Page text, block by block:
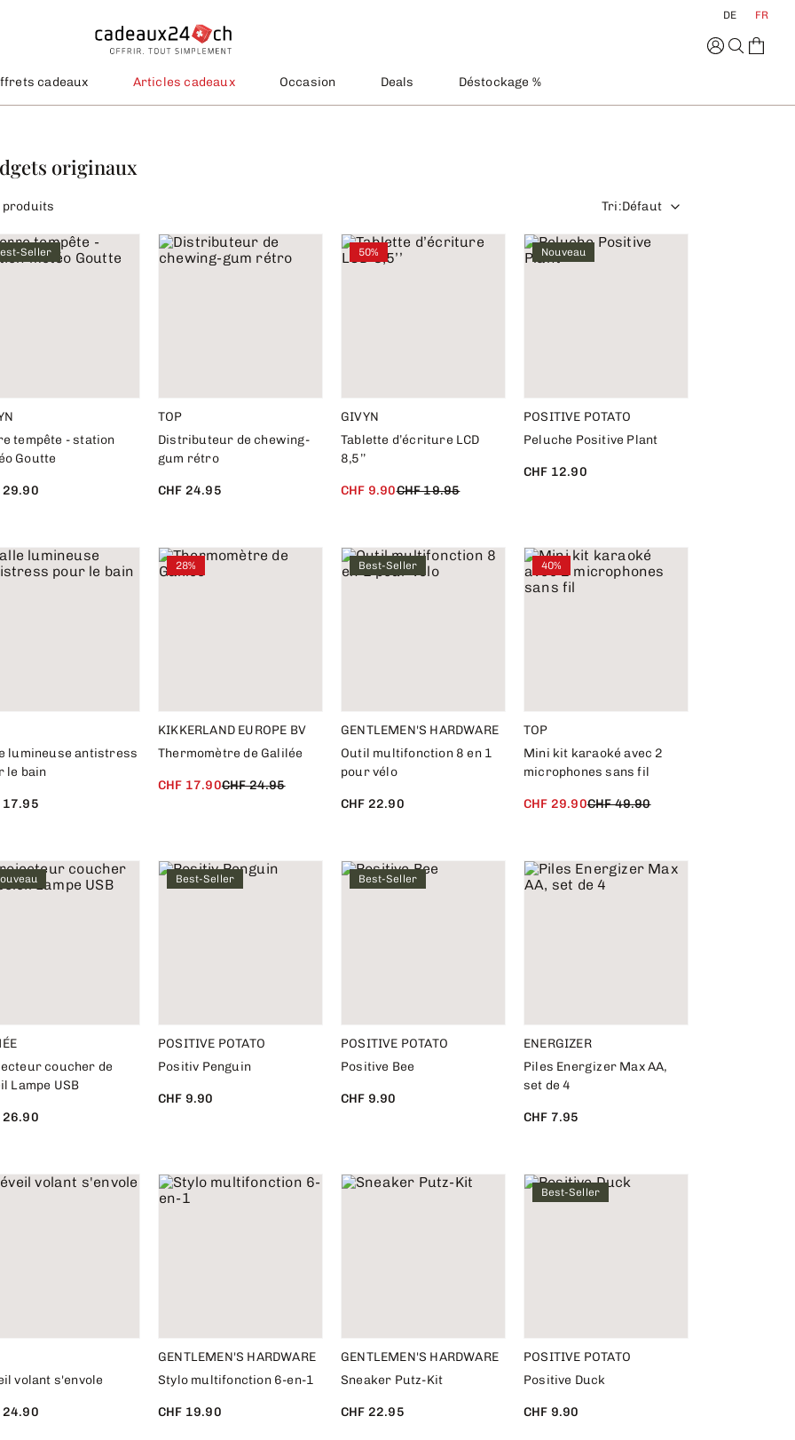
DE FR
cadeaux Articles cadeaux Occasion Deals Déstockage %
originaux
produits Tri:Défaut
Seller
tempête - station
Goutte
29.90
TOP
Distributeur de chewing-
gum rétro
CHF 24.95
50%
GIVYN
Tablette d’écriture LCD
8,5’’
CHF 9.90CHF 19.95
Nouveau
POSITIVE POTATO
Peluche Positive Plant
CHF 12.90
lumineuse antistress
le bain
17.95
28%
KIKKERLAND EUROPE BV
Thermomètre de Galilée
CHF 17.90CHF 24.95
Best-Seller
GENTLEMEN'S HARDWARE
Outil multifonction 8 en 1
pour vélo
CHF 22.90
40%
TOP
Mini kit karaoké avec 2
microphones sans fil
CHF 29.90CHF 49.90
coucher de
Lampe USB
26.90
Best-Seller
POSITIVE POTATO
Positiv Penguin
CHF 9.90
Best-Seller
POSITIVE POTATO
Positive Bee
CHF 9.90
ENERGIZER
Piles Energizer Max AA,
set de 4
CHF 7.95
volant s'envole
24.90
GENTLEMEN'S HARDWARE
Stylo multifonction 6-en-1
CHF 19.90
GENTLEMEN'S HARDWARE
Sneaker Putz-Kit
CHF 22.95
Best-Seller
POSITIVE POTATO
Positive Duck
CHF 9.90